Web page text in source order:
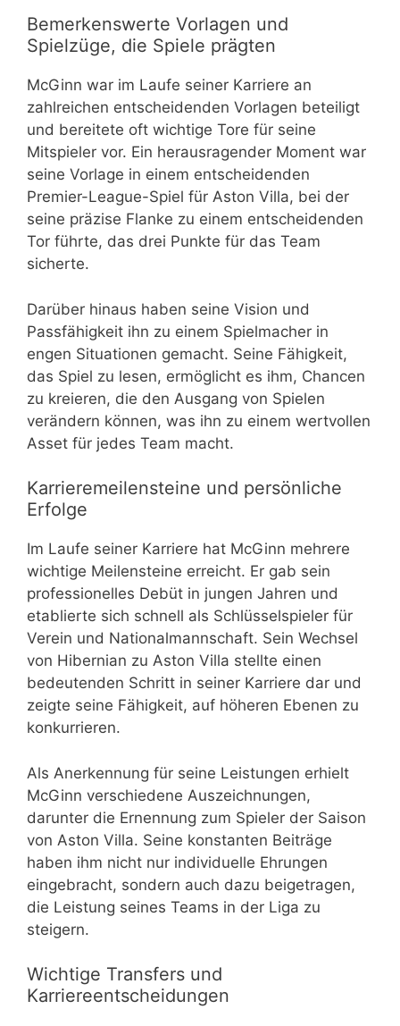
Bemerkenswerte Vorlagen und
Spielzüge, die Spiele prägten
McGinn war im Laufe seiner Karriere an
zahlreichen entscheidenden Vorlagen beteiligt
und bereitete oft wichtige Tore für seine
Mitspieler vor. Ein herausragender Moment war
seine Vorlage in einem entscheidenden
Premier-League-Spiel für Aston Villa, bei der
seine präzise Flanke zu einem entscheidenden
Tor führte, das drei Punkte für das Team
sicherte.
Darüber hinaus haben seine Vision und
Passfähigkeit ihn zu einem Spielmacher in
engen Situationen gemacht. Seine Fähigkeit,
das Spiel zu lesen, ermöglicht es ihm, Chancen
zu kreieren, die den Ausgang von Spielen
verändern können, was ihn zu einem wertvollen
Asset für jedes Team macht.
Karrieremeilensteine und persönliche
Erfolge
Im Laufe seiner Karriere hat McGinn mehrere
wichtige Meilensteine erreicht. Er gab sein
professionelles Debüt in jungen Jahren und
etablierte sich schnell als Schlüsselspieler für
Verein und Nationalmannschaft. Sein Wechsel
von Hibernian zu Aston Villa stellte einen
bedeutenden Schritt in seiner Karriere dar und
zeigte seine Fähigkeit, auf höheren Ebenen zu
konkurrieren.
Als Anerkennung für seine Leistungen erhielt
McGinn verschiedene Auszeichnungen,
darunter die Ernennung zum Spieler der Saison
von Aston Villa. Seine konstanten Beiträge
haben ihm nicht nur individuelle Ehrungen
eingebracht, sondern auch dazu beigetragen,
die Leistung seines Teams in der Liga zu
steigern.
Wichtige Transfers und
Karriereentscheidungen